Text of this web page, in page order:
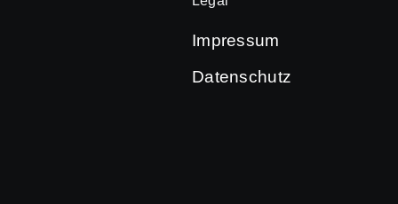
Impressum
Datenschutz